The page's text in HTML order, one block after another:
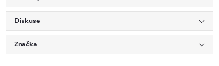
Diskuse
Značka